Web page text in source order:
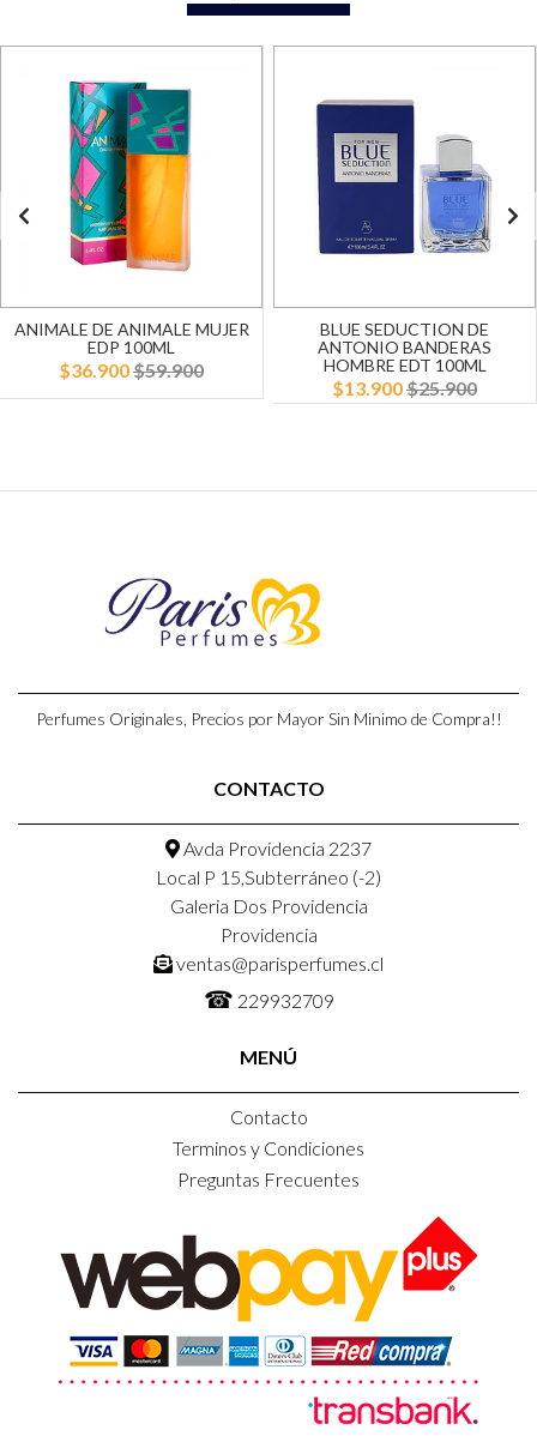
ANIMALE DE ANIMALE MUJER
EDP 100ML
$36.900$59.900
BLUE SEDUCTION DE
ANTONIO BANDERAS
HOMBRE EDT 100ML
$13.900$25.900
Perfumes Originales, Precios por Mayor Sin Minimo de Compra!!
CONTACTO
Avda Providencia 2237
Local P 15,Subterráneo (-2)
Galeria Dos Providencia
Providencia
ventas@parisperfumes.cl
☎ 229932709
MENÚ
Contacto
Terminos y Condiciones
Preguntas Frecuentes